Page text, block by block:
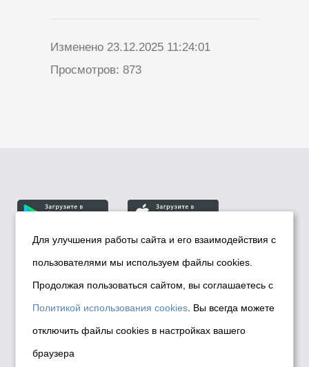
Изменено 23.12.2025 11:24:01
Просмотров: 873
© Департамент информационной политики мэрии
города Новосибирска, 2026
Политика использования Cookies
Политика по обработке персональных
данных в информационных системах
мэрии города Новосибирска
Для улучшения работы сайта и его взаимодействия с
пользователями мы используем файлы cookies.
Продолжая пользоваться сайтом, вы соглашаетесь с
Политикой использования cookies . Вы всегда можете
отключить файлы cookies в настройках вашего
браузера